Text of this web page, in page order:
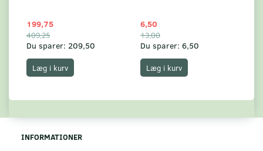
199,75
409,25
Du sparer: 209,50
Læg i kurv
6,50
13,00
Du sparer: 6,50
Læg i kurv
INFORMATIONER